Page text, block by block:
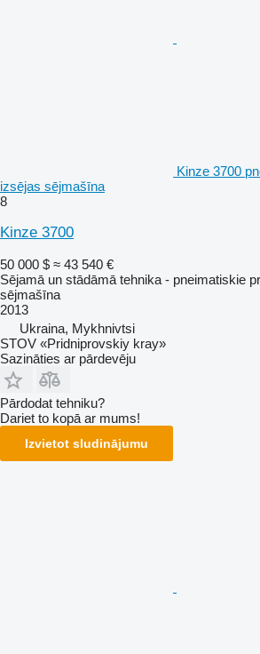
Kinze 3700
izsējas sējmašīna
8
Kinze 3700
50 000 $ ≈ 43 540 €
Sējamā un stādāmā tehnika - pneimatiskie
sējmašīna
2013
Ukraina, Mykhnivtsi
STOV «Pridniprovskiy kray»
Sazināties ar pārdevēju
Pārdodat tehniku?
Dariet to kopā ar mums!
Izvietot sludinājumu